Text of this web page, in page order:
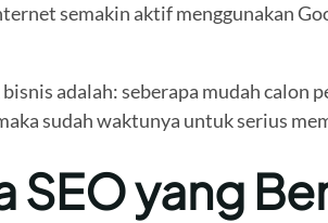
semakin aktif menggunakan
adalah: seberapa mudah calon
sudah waktunya untuk serius
yang